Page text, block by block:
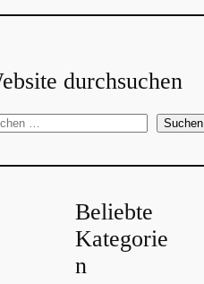
durchsuchen
Suchen
Beliebte
Kategorie
n